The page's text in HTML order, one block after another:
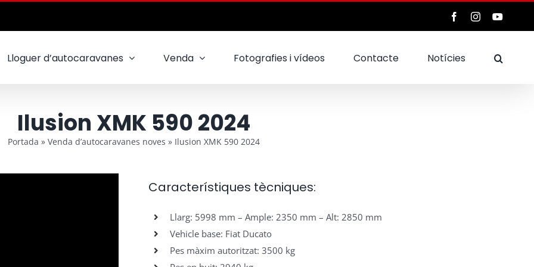
FacebookInstagram
Lloguer d’autocaravanes Venda Fotografies i vídeos Contacte Notícies
Ilusion XMK 590 2024
Portada » Venda d’autocaravanes noves » Ilusion XMK 590 2024
Característiques tècniques:
Llarg: 5998 mm – Ample: 2350 mm – Alt: 2850 mm
Vehicle base: Fiat Ducato
Pes màxim autoritzat: 3500 kg